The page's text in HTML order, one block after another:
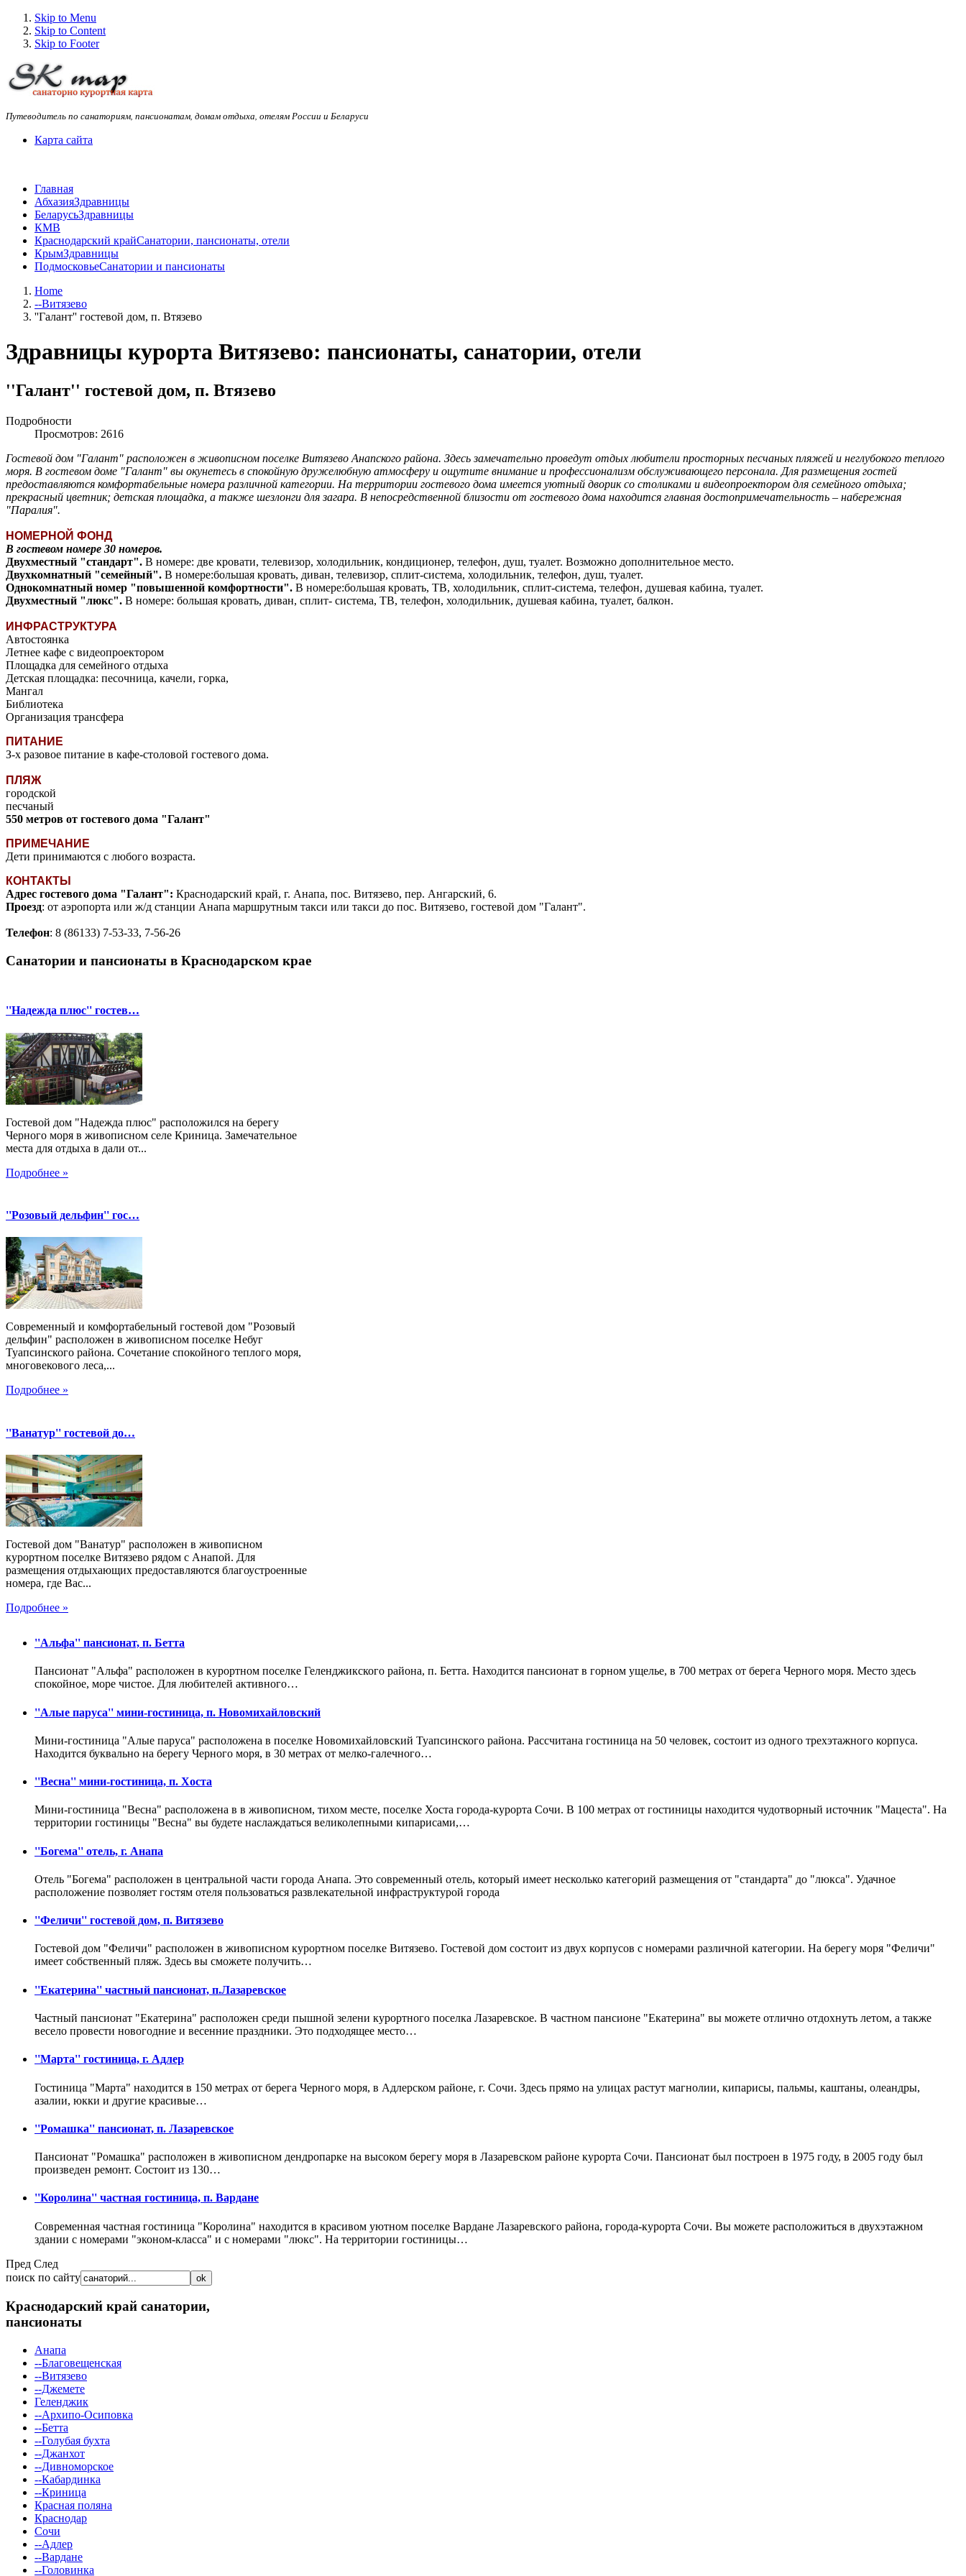
Skip to Menu
Skip to Content
Skip to Footer
Путеводитель по санаториям, пансионатам, домам отдыха, отелям России и Беларуси
Карта сайта
Главная
АбхазияЗдравницы
БеларусьЗдравницы
КМВ
Краснодарский крайСанатории, пансионаты, отели
КрымЗдравницы
ПодмосковьеСанатории и пансионаты
Home
--Витязево
''Галант'' гостевой дом, п. Втязево
Здравницы курорта Витязево: пансионаты, санатории, отели
''Галант'' гостевой дом, п. Втязево
Подробности
Просмотров: 2616
Гостевой дом "Галант" расположен в живописном поселке Витязево Анапского района. Здесь замечательно проведут отдых любители просторных песчаных пляжей и неглубокого теплого
моря. В гостевом доме "Галант" вы окунетесь в спокойную дружелюбную атмосферу и ощутите внимание и профессионализм обслуживающего персонала. Для размещения гостей
предоставляются комфортабельные номера различной категории. На территории гостевого дома имеется уютный дворик со столиками и видеопроектором для семейного отдыха;
прекрасный цветник; детская площадка, а также шезлонги для загара. В непосредственной близости от гостевого дома находится главная достопримечательность – набережная
"Паралия".
НОМЕРНОЙ ФОНД
В гостевом номере 30 номеров.
Двухместный "стандарт". В номере: две кровати, телевизор, холодильник, кондиционер, телефон, душ, туалет. Возможно дополнительное место.
Двухкомнатный "семейный". В номере:большая кровать, диван, телевизор, сплит-система, холодильник, телефон, душ, туалет.
Однокомнатный номер "повышенной комфортности". В номере:большая кровать, ТВ, холодильник, сплит-система, телефон, душевая кабина, туалет.
Двухместный "люкс". В номере: большая кровать, диван, сплит- система, ТВ, телефон, холодильник, душевая кабина, туалет, балкон.
ИНФРАСТРУКТУРА
Автостоянка
Летнее кафе с видеопроектором
Площадка для семейного отдыха
Детская площадка: песочница, качели, горка,
Мангал
Библиотека
Организация трансфера
ПИТАНИЕ
З-х разовое питание в кафе-столовой гостевого дома.
ПЛЯЖ
городской
песчаный
550 метров от гостевого дома "Галант"
ПРИМЕЧАНИЕ
Дети принимаются с любого возраста.
КОНТАКТЫ
Адрес гостевого дома "Галант": Краснодарский край, г. Анапа, пос. Витязево, пер. Ангарский, 6.
Проезд: от аэропорта или ж/д станции Анапа маршрутным такси или такси до пос. Витязево, гостевой дом "Галант".
Телефон: 8 (86133) 7-53-33, 7-56-26
Санатории и пансионаты в Краснодарском крае
''Надежда плюс'' гостев…
Гостевой дом "Надежда плюс" расположился на берегу
Черного моря в живописном селе Криница. Замечательное
места для отдыха в дали от...
Подробнее »
''Розовый дельфин'' гос…
Современный и комфортабельный гостевой дом "Розовый
дельфин" расположен в живописном поселке Небуг
Туапсинского района. Сочетание спокойного теплого моря,
многовекового леса,...
Подробнее »
''Ванатур'' гостевой до…
Гостевой дом "Ванатур" расположен в живописном
курортном поселке Витязево рядом с Анапой. Для
размещения отдыхающих предоставляются благоустроенные
номера, где Вас...
Подробнее »
''Альфа'' пансионат, п. Бетта
Пансионат "Альфа" расположен в курортном поселке Геленджикского района, п. Бетта. Находится пансионат в горном ущелье, в 700 метрах от берега Черного моря. Место здесь
спокойное, море чистое. Для любителей активного…
''Алые паруса'' мини-гостиница, п. Новомихайловский
Мини-гостиница "Алые паруса" расположена в поселке Новомихайловский Туапсинского района. Рассчитана гостиница на 50 человек, состоит из одного трехэтажного корпуса.
Находится буквально на берегу Черного моря, в 30 метрах от мелко-галечного…
''Весна'' мини-гостиница, п. Хоста
Мини-гостиница "Весна" расположена в в живописном, тихом месте, поселке Хоста города-курорта Сочи. В 100 метрах от гостиницы находится чудотворный источник "Мацеста". На
территории гостиницы "Весна" вы будете наслаждаться великолепными кипарисами,…
''Богема'' отель, г. Анапа
Отель "Богема" расположен в центральной части города Анапа. Это современный отель, который имеет несколько категорий размещения от "стандарта" до "люкса". Удачное
расположение позволяет гостям отеля пользоваться развлекательной инфраструктурой города
''Феличи'' гостевой дом, п. Витязево
Гостевой дом "Феличи" расположен в живописном курортном поселке Витязево. Гостевой дом состоит из двух корпусов с номерами различной категории. На берегу моря "Феличи"
имеет собственный пляж. Здесь вы сможете получить…
''Екатерина'' частный пансионат, п.Лазаревское
Частный пансионат "Екатерина" расположен среди пышной зелени курортного поселка Лазаревское. В частном пансионе "Екатерина" вы можете отлично отдохнуть летом, а также
весело провести новогодние и весенние праздники. Это подходящее место…
''Марта'' гостиница, г. Адлер
Гостиница "Марта" находится в 150 метрах от берега Черного моря, в Адлерском районе, г. Сочи. Здесь прямо на улицах растут магнолии, кипарисы, пальмы, каштаны, олеандры,
азалии, юкки и другие красивые…
''Ромашка'' пансионат, п. Лазаревское
Пансионат "Ромашка" расположен в живописном дендропарке на высоком берегу моря в Лазаревском районе курорта Сочи. Пансионат был построен в 1975 году, в 2005 году был
произведен ремонт. Состоит из 130…
''Королина'' частная гостиница, п. Вардане
Современная частная гостиница "Королина" находится в красивом уютном поселке Вардане Лазаревского района, города-курорта Сочи. Вы можете расположиться в двухэтажном
здании с номерами "эконом-класса" и с номерами "люкс". На территории гостиницы…
Пред След
поиск по сайту
Краснодарский край санатории,
пансионаты
Анапа
--Благовещенская
--Витязево
--Джемете
Геленджик
--Архипо-Осиповка
--Бетта
--Голубая бухта
--Джанхот
--Дивноморское
--Кабардинка
--Криница
Красная поляна
Краснодар
Сочи
--Адлер
--Вардане
--Головинка